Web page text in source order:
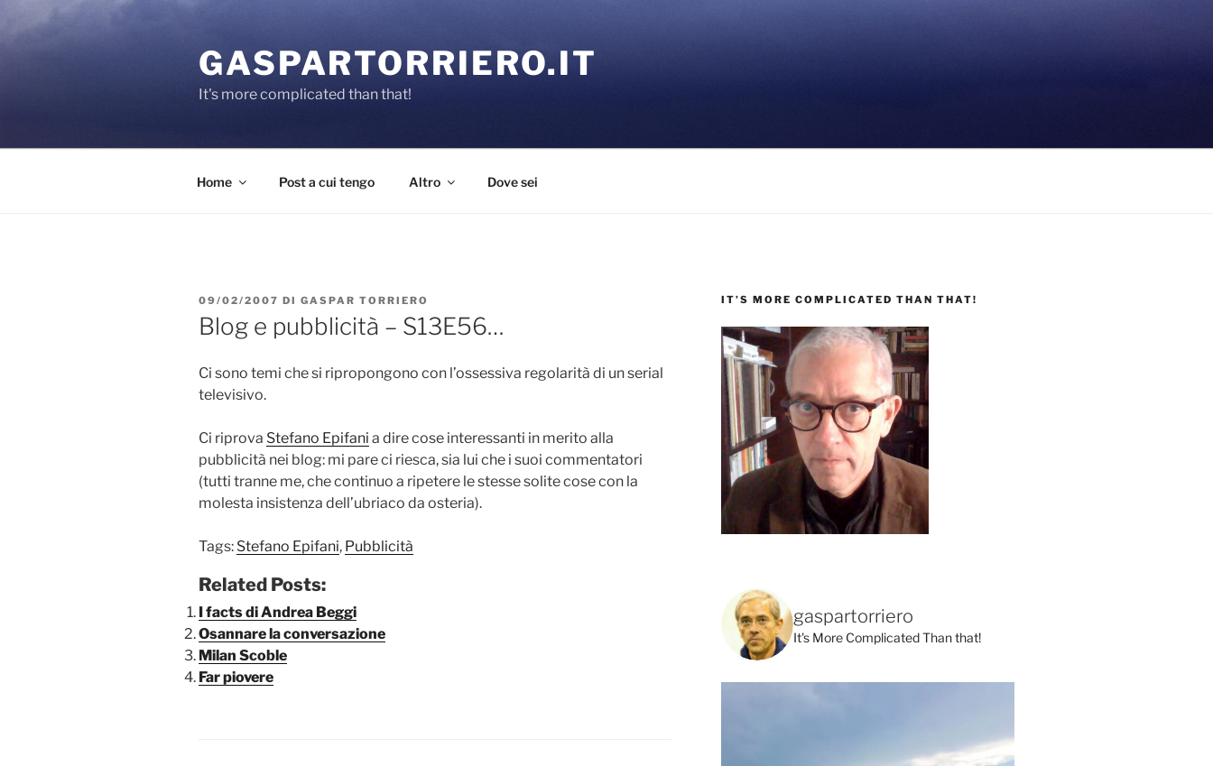
GASPARTORRIERO.IT
It's more complicated than that!
Home Post a cui tengo Altro Dove sei
PUBBLICATO
IL
09/02/2007 DI GASPAR TORRIERO
Blog e pubblicità – S13E56…
Ci sono temi che si ripropongono con l’ossessiva regolarità di un serial
televisivo.
Ci riprova Stefano Epifani a dire cose interessanti in merito alla
pubblicità nei blog: mi pare ci riesca, sia lui che i suoi commentatori
(tutti tranne me, che continuo a ripetere le stesse solite cose con la
molesta insistenza dell’ubriaco da osteria).
Tags: Stefano Epifani, Pubblicità
Related Posts:
I facts di Andrea Beggi
Osannare la conversazione
Milan Scoble
Far piovere
IT’S MORE COMPLICATED THAN THAT!
gaspartorriero
It's More Complicated Than that!